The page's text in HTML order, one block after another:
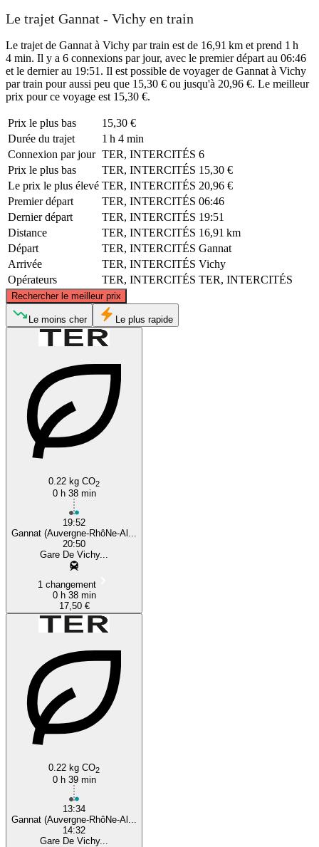
Le trajet Gannat - Vichy en train
Le trajet de Gannat à Vichy par train est de 16,91 km et prend 1 h
4 min. Il y a 6 connexions par jour, avec le premier départ au 06:46
et le dernier au 19:51. Il est possible de voyager de Gannat à Vichy
par train pour aussi peu que 15,30 € ou jusqu'à 20,96 €. Le meilleur
prix pour ce voyage est 15,30 €.
Prix ​​le plus bas
15,30 €
Durée du trajet
1 h 4 min
Connexion par jour TER, INTERCITÉS 6
Prix ​​le plus bas
TER, INTERCITÉS 15,30 €
Le prix le plus élevé TER, INTERCITÉS 20,96 €
Premier départ
TER, INTERCITÉS 06:46
Dernier départ
TER, INTERCITÉS 19:51
Distance
TER, INTERCITÉS 16,91 km
Départ
TER, INTERCITÉS Gannat
Arrivée
TER, INTERCITÉS Vichy
Opérateurs
TER, INTERCITÉS TER, INTERCITÉS
Rechercher le meilleur prix
Gannat
©CARTO, ©OpenStreetMapcontributors
Le moins cher Le plus rapide
0.22 kg CO2
0 h 38 min
19:52
Gannat (Auvergne-RhôNe-Al...
20:50
Gare De Vichy...
1 changement
0 h 38 min
17,50 €
0.22 kg CO2
0 h 39 min
13:34
Gannat (Auvergne-RhôNe-Al...
14:32
Gare De Vichy...